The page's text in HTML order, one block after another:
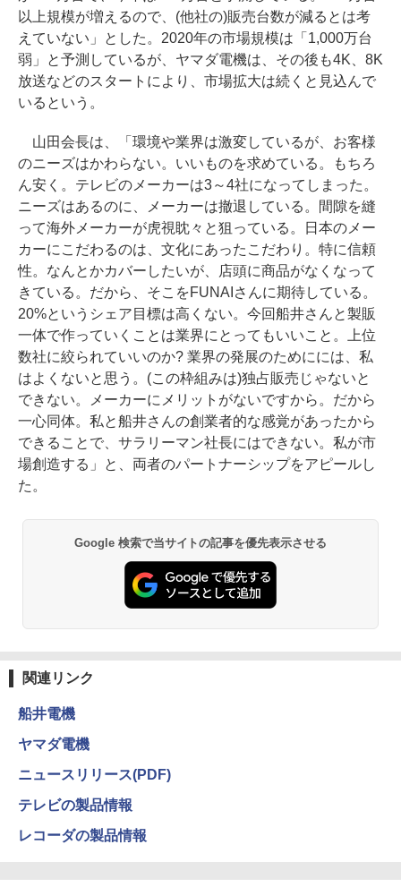
以上規模が増えるので、(他社の)販売台数が減るとは考
えていない」とした。2020年の市場規模は「1,000万台
弱」と予測しているが、ヤマダ電機は、その後も4K、8K
放送などのスタートにより、市場拡大は続くと見込んで
いるという。
山田会長は、「環境や業界は激変しているが、お客様
のニーズはかわらない。いいものを求めている。もちろ
ん安く。テレビのメーカーは3～4社になってしまった。
ニーズはあるのに、メーカーは撤退している。間隙を縫
って海外メーカーが虎視眈々と狙っている。日本のメー
カーにこだわるのは、文化にあったこだわり。特に信頼
性。なんとかカバーしたいが、店頭に商品がなくなって
きている。だから、そこをFUNAIさんに期待している。
20%というシェア目標は高くない。今回船井さんと製販
一体で作っていくことは業界にとってもいいこと。上位
数社に絞られていいのか? 業界の発展のためにには、私
はよくないと思う。(この枠組みは)独占販売じゃないと
できない。メーカーにメリットがないですから。だから
一心同体。私と船井さんの創業者的な感覚があったから
できることで、サラリーマン社長にはできない。私が市
場創造する」と、両者のパートナーシップをアピールし
た。
Google 検索で当サイトの記事を優先表示させる
関連リンク
船井電機
ヤマダ電機
ニュースリリース(PDF)
テレビの製品情報
レコーダの製品情報